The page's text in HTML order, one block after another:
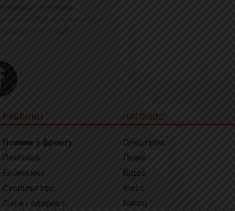
РУБРИКИ
Новини з фронту
Політика
Економіка
Суспільство
Сім'я і здоров'я
НАГОЛОС
Спецтема
Львів
Відео
Фото
Блоги